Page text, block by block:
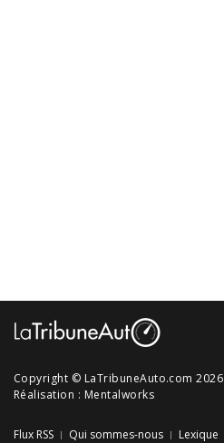
Copyright © LaTribuneAuto.com 2026
Réalisation : Mentalworks
Flux RSS Qui sommes-nous Lexique